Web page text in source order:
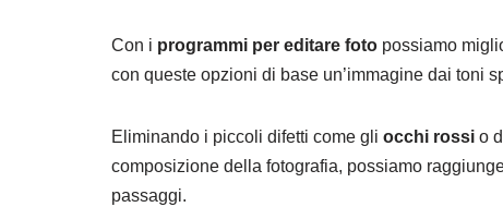
Con i programmi per editare foto possiamo
con queste opzioni di base un’immagine dai toni
Eliminando i piccoli difetti come gli occhi rossi o
composizione della fotografia, possiamo
passaggi.